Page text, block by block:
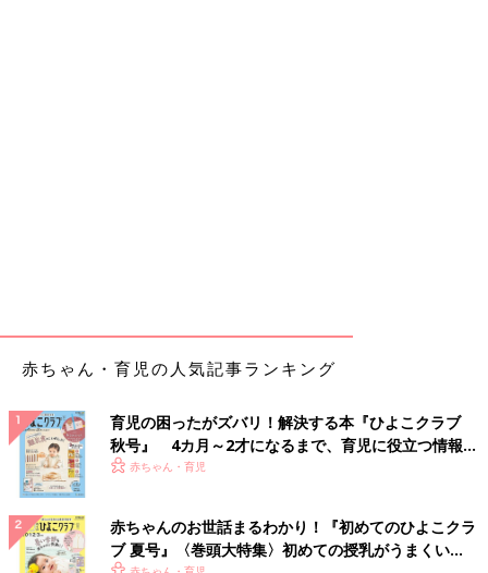
赤ちゃん・育児の人気記事ランキング
育児の困ったがズバリ！解決する本『ひよこクラブ
秋号』 4カ月～2才になるまで、育児に役立つ情報が
いっぱい！
赤ちゃん・育児
赤ちゃんのお世話まるわかり！『初めてのひよこクラ
ブ 夏号』〈巻頭大特集〉初めての授乳がうまくい